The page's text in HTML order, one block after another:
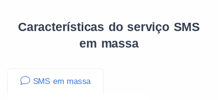
Características do serviço SMS
em massa
SMS em massa